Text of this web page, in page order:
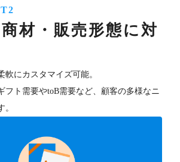
材・販売形態に対
軟にカスタマイズ可能。
フト需要やtoB需要など、顧客の多様なニ
。